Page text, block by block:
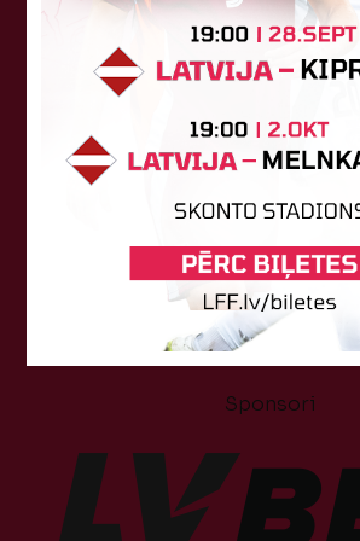
Tehniskais sponsors
Sponsori